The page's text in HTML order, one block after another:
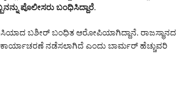
ಪೊಲೀಸರು ಬಂಧಿಸಿದ್ದಾರೆ.
ಬಶೀರ್ ಬಂಧಿತ ಆರೋಪಿಯಾಗಿದ್ದಾನೆ. ರಾಜಸ್ಥಾನದ
ನಡೆಸಲಾಗಿದೆ ಎಂದು ಬಾರ್ಮರ್ ಹೆಚ್ಚುವರಿ